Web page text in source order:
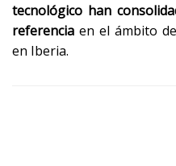
tecnológico han
referencia en el ámbito
en Iberia.